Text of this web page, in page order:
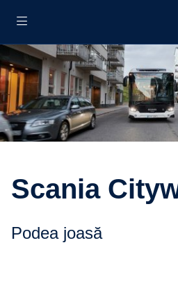
Scania
Podea joasă